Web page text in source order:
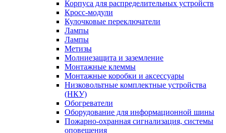
Корпуса для распределительных устройств
Кросс-модули
Кулочковые переключатели
Лампы
Лампы
Метизы
Молниезащита и заземление
Монтажные клеммы
Монтажные коробки и аксессуары
Низковольтные комплектные устройства
(НКУ)
Обогреватели
Оборудование для информационной шины
Пожарно-охранная сигнализация, системы
оповещения